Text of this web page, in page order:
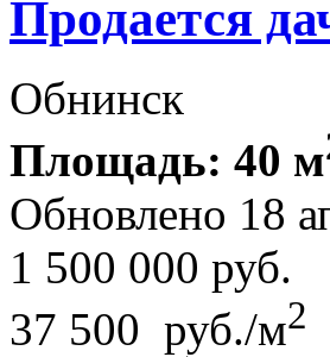
Продается
Обнинск
Площадь: 40 м
Обновлено 18
1 500 000 руб.
37 500 руб./м2